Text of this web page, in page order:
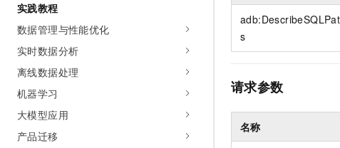
实践教程
数据管理与性能优化
实时数据分析
离线数据处理
机器学习
大模型应用
产品迁移
s
请求参数
名称